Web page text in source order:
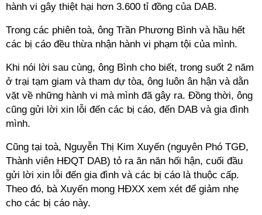
hành vi gây thiệt hại hơn 3.600 tỉ đồng của DAB.
Trong các phiên toà, ông Trần Phương Bình và hầu hết
các bị cáo đều thừa nhận hành vi phạm tội của mình.
Khi nói lời sau cùng, ông Bình cho biết, trong suốt 2 năm
ở trại tạm giam và tham dự tòa, ông luôn ân hận và dằn
vặt về những hành vi mà mình đã gây ra. Đồng thời, ông
cũng gửi lời xin lỗi đến các bị cáo, đến DAB và gia đình
mình.
Cũng tại toà, Nguyễn Thị Kim Xuyến (nguyên Phó TGĐ,
Thành viên HĐQT DAB) tỏ ra ăn năn hối hận, cuối đầu
gửi lời xin lỗi đến gia đình và các bị cáo là thuộc cấp.
Theo đó, bà Xuyến mong HĐXX xem xét để giảm nhẹ
cho các bị cáo này.